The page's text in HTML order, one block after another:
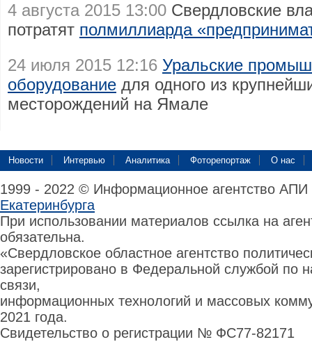
4 августа 2015 13:00 Свердловские
потратят полмиллиарда
24 июля 2015 12:16 Уральские
оборудование для одного из
месторождений на Ямале
Новости Интервью Аналитика Фоторепортаж О нас
1999 - 2022 © Информационное агентство
Екатеринбурга
При использовании материалов ссылка на
обязательна.
«Свердловское областное агентство
зарегистрировано в Федеральной службой по
связи,
информационных технологий и массовых
2021 года.
Свидетельство о регистрации № ФС77-82171